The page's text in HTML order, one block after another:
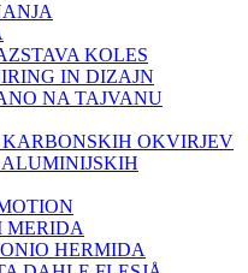
KOLES
IN DIZAJN
NA TAJVANU
OKVIRJEV
MERIDA
HERMIDA